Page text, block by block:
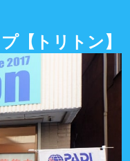
【トリトン】